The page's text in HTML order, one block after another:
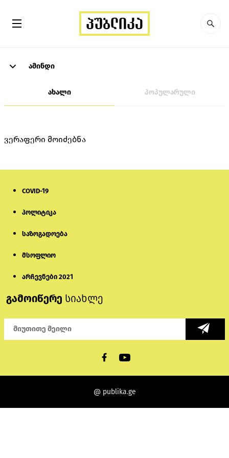
ამინდი
ახალი პოპულარული
ვერაფერი მოიძებნა
COVID-19
პოლიტიკა
საზოგადოება
მსოფლიო
არჩევნები 2021
გამოიწერე სიახლე
@ publika.ge